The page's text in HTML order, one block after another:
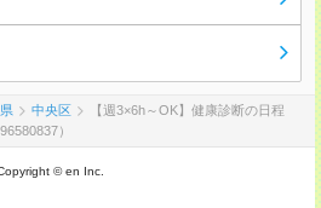
中央区
【週3×6h～OK】健康診断の日程
）
© en Inc.